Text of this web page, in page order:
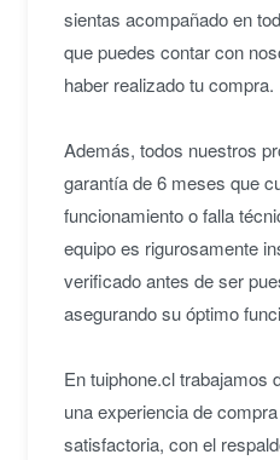
sientas acompañado en
que puedes contar con
haber realizado tu compra.
Además, todos nuestros
garantía de 6 meses que
funcionamiento o falla
equipo es rigurosamente
verificado antes de ser
asegurando su óptimo
En tuiphone.cl trabajamos
una experiencia de
satisfactoria, con el